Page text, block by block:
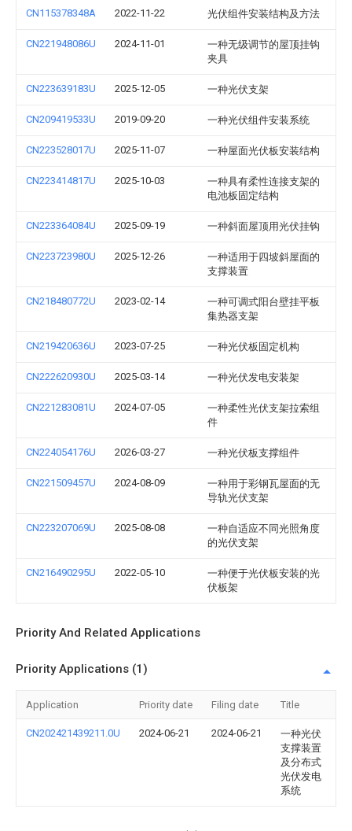
CN115378348A 2022-11-22 光伏组件安装结构及方法
CN221948086U 2024-11-01
一种无级调节的屋顶挂钩
夹具
CN223639183U 2025-12-05 一种光伏支架
CN209419533U 2019-09-20 一种光伏组件安装系统
CN223528017U 2025-11-07 一种屋面光伏板安装结构
CN223414817U 2025-10-03
一种具有柔性连接支架的
电池板固定结构
CN223364084U 2025-09-19 一种斜面屋顶用光伏挂钩
CN223723980U 2025-12-26
一种适用于四坡斜屋面的
支撑装置
CN218480772U 2023-02-14
一种可调式阳台壁挂平板
集热器支架
CN219420636U 2023-07-25 一种光伏板固定机构
CN222620930U 2025-03-14 一种光伏发电安装架
CN221283081U 2024-07-05
一种柔性光伏支架拉索组
件
CN224054176U 2026-03-27 一种光伏板支撑组件
CN221509457U 2024-08-09
一种用于彩钢瓦屋面的无
导轨光伏支架
CN223207069U 2025-08-08
一种自适应不同光照角度
的光伏支架
CN216490295U 2022-05-10
一种便于光伏板安装的光
伏板架
Priority And Related Applications
Priority Applications (1)
Application Priority date Filing date Title
CN202421439211.0U 2024-06-21 2024-06-21
一种光伏
支撑装置
及分布式
光伏发电
系统